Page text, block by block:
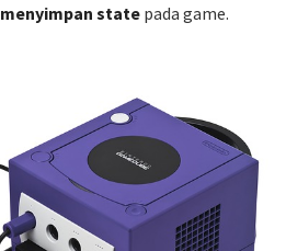
menyimpan state pada game.